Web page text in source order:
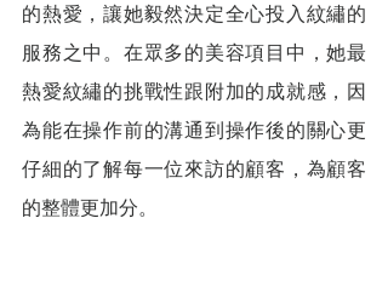
的熱愛，讓她毅然決定全心投入紋繡的
服務之中。在眾多的美容項目中，她最
熱愛紋繡的挑戰性跟附加的成就感，因
為能在操作前的溝通到操作後的關心更
仔細的了解每一位來訪的顧客，為顧客
的整體更加分。